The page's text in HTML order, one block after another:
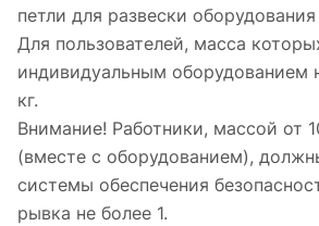
петли для развески оборудования
Для пользователей, масса
индивидуальным оборудованием
кг.
Внимание! Работники, массой от
(вместе с оборудованием),
системы обеспечения
рывка не более 1.